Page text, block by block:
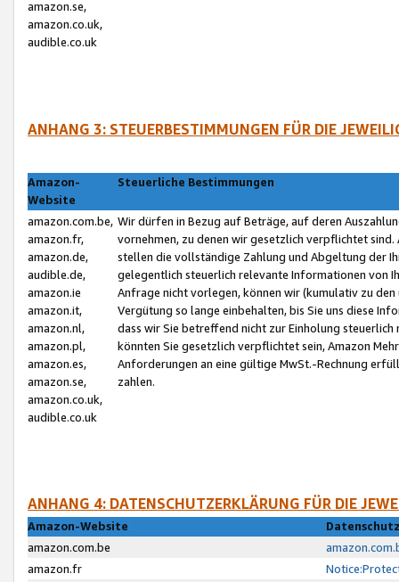
amazon.se,
amazon.co.uk,
audible.co.uk
ANHANG 3: STEUERBESTIMMUNGEN FÜR DIE
Amazon-
Website
Steuerliche Bestimmungen
amazon.com.be,
amazon.fr,
amazon.de,
audible.de,
amazon.ie
amazon.it,
amazon.nl,
amazon.pl,
amazon.es,
amazon.se,
amazon.co.uk,
audible.co.uk
Wir dürfen in Bezug auf Beträge, auf deren
vornehmen, zu denen wir gesetzlich verpflichtet
stellen die vollständige Zahlung und Abgeltung der
gelegentlich steuerlich relevante Informationen von
Anfrage nicht vorlegen, können wir (kumulativ zu
Vergütung so lange einbehalten, bis Sie uns diese
dass wir Sie betreffend nicht zur Einholung
könnten Sie gesetzlich verpflichtet sein, Amazon
Anforderungen an eine gültige MwSt.-Rechnung
zahlen.
ANHANG 4: DATENSCHUTZERKLÄRUNG FÜR DIE
Amazon-Website
amazon.com.be
amazon.fr